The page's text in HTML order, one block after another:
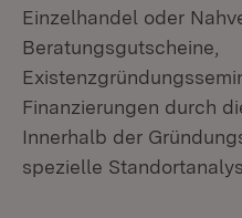
Einzelhandel oder
Beratungsgutscheine,
Finanzierungen durch
Innerhalb der
spezielle